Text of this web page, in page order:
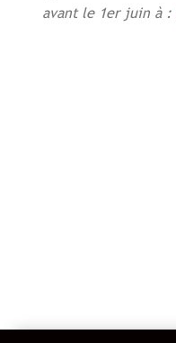
avant le 1er juin à :